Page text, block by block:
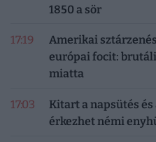
1850 a sör
17:19
Amerikai
európai focit:
miatta
17:03
Kitart a napsütés
érkezhet némi